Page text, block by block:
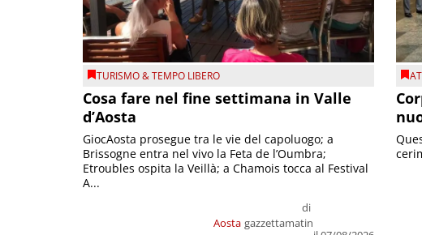
TURISMO & TEMPO LIBERO
Cosa fare nel fine settimana in Valle
d’Aosta
Aosta
di
gazzettamatin
GiocAosta prosegue tra le vie del capoluogo; a
Brissogne entra nel vivo la Feta de l’Oumbra;
Etroubles ospita la Veillà; a Chamois tocca al Festival
A...